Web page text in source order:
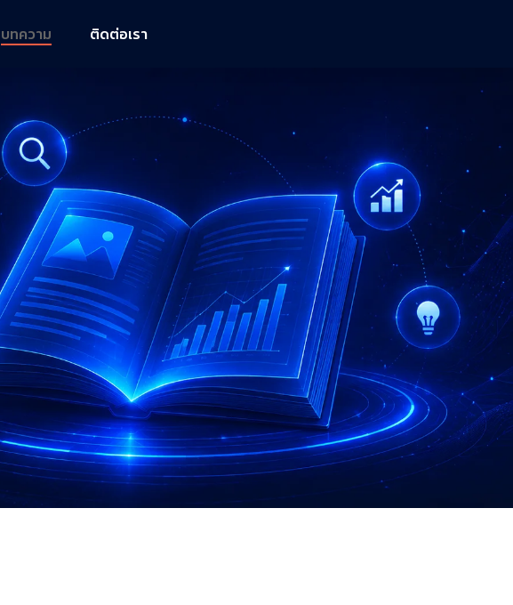
บทความ ติดต่อเรา